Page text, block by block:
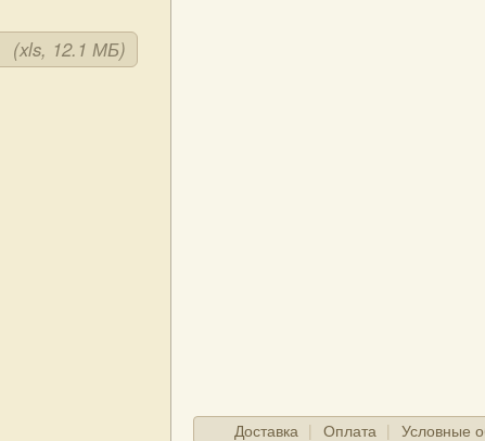
(xls, 12.1 МБ)
Доставка Оплата Условные